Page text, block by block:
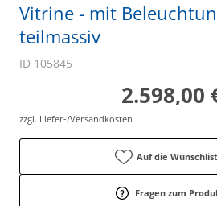
Vitrine - mit
teilmassiv
ID 105845
2.598,00
zzgl. Liefer-/Versandkosten
Auf die
Fragen zum